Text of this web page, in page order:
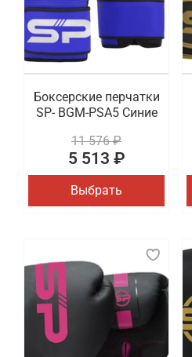
Боксерские перчатки
SP- BGM-PSA5 Синие
11 576 ₽
5 513 ₽
Выбрать